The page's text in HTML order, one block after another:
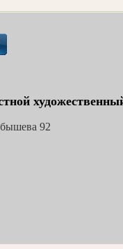
92